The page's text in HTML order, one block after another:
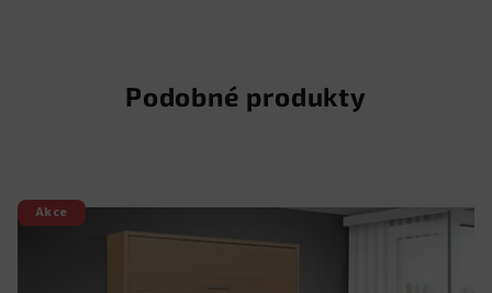
Podobné produkty
Akce